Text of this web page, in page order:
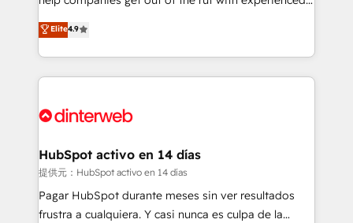
business, processes and systems 🏢 We specialise in
working with mid-market and enterprise
organisations, global organisations and those with
complex use cases 🏆 CRM Implementation,
Onboarding Accredited 🔐 ISO27001 & ISO9001
process-oriented teams implementing HubSpot
Marketing, Sales, Service, CMS and Operations Hub,
so selling and actually engaging with your customers
feels easy and pain-free. We are a top ranked
and Customer First Awards, 4.9/5 rating in HubSpot
helps the following industries: logistics & 3PL, home
improvement & construction, branding and
commercialization, real estate, health, education,
SaaS, Software Dev & IT and consulting, make the
Elite4.9
HubSpot activo en 14 días
提供元：HubSpot activo en 14 días
Pagar HubSpot durante meses sin ver resultados
frustra a cualquiera. Y casi nunca es culpa de la